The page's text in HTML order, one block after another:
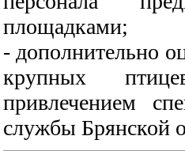
площадками;
- дополнительно
крупных
привлечением
службы Брянской